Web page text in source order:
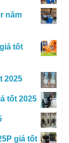
năm
tốt
2025
tốt 2025
giá tốt